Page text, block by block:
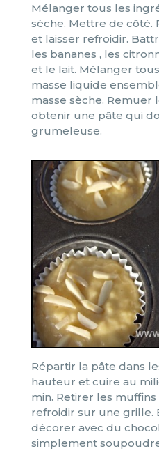
Mélanger tous les
sèche. Mettre de côté.
et laisser refroidir.
les bananes , les
et le lait. Mélanger
masse liquide
masse sèche. Remuer
obtenir une pâte qui
grumeleuse.
Répartir la pâte dans
hauteur et cuire au
min. Retirer les
refroidir sur une grille.
décorer avec du
simplement